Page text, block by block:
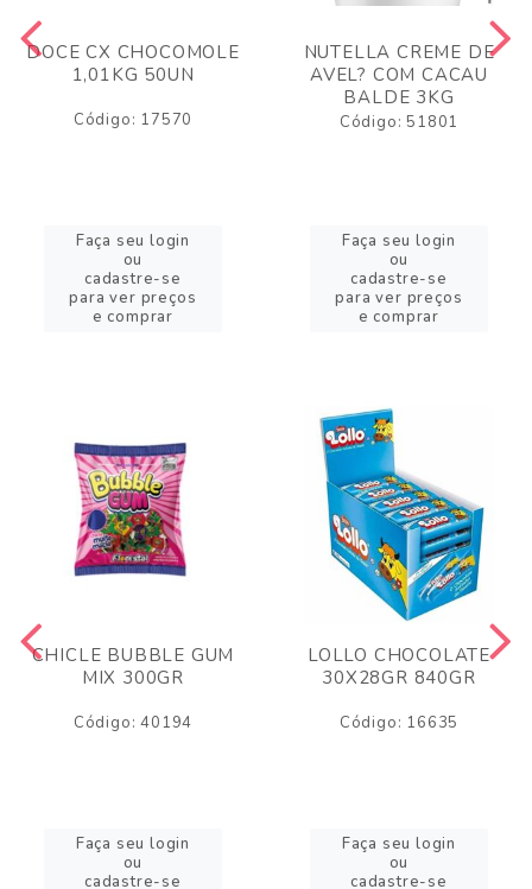
DOCE CX CHOCOMOLE
1,01KG 50UN
Código: 17570
Faça seu login
ou
cadastre-se
para ver preços
e comprar
NUTELLA CREME DE
AVEL? COM CACAU
BALDE 3KG
Código: 51801
Faça seu login
ou
cadastre-se
para ver preços
e comprar
CHICLE BUBBLE GUM
MIX 300GR
Código: 40194
Faça seu login
ou
cadastre-se
LOLLO CHOCOLATE
30X28GR 840GR
Código: 16635
Faça seu login
ou
cadastre-se